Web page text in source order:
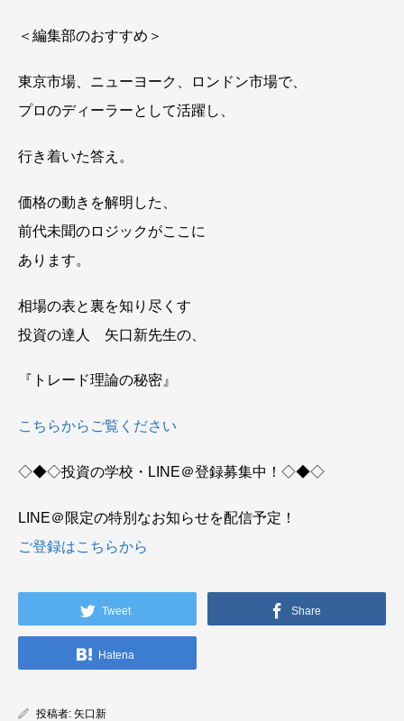
＜編集部のおすすめ＞
東京市場、ニューヨーク、ロンドン市場で、
プロのディーラーとして活躍し、
行き着いた答え。
価格の動きを解明した、
前代未聞のロジックがここに
あります。
相場の表と裏を知り尽くす
投資の達人 矢口新先生の、
『トレード理論の秘密』
こちらからご覧ください
◇◆◇投資の学校・LINE＠登録募集中！◇◆◇
LINE＠限定の特別なお知らせを配信予定！
ご登録はこちらから
Tweet Share
Hatena
投稿者: 矢口新